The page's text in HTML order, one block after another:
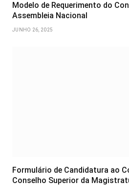
Modelo de Requerimento do
Assembleia Nacional
JUNHO 26, 2025
Formulário de Candidatura ao
Conselho Superior da